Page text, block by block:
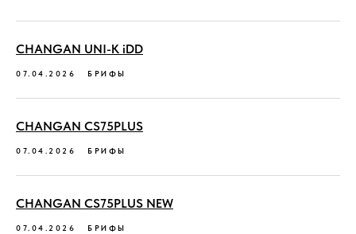
CHANGAN UNI-K iDD
07.04.2026 БРИФЫ
CHANGAN CS75PLUS
07.04.2026 БРИФЫ
CHANGAN CS75PLUS NEW
07.04.2026 БРИФЫ